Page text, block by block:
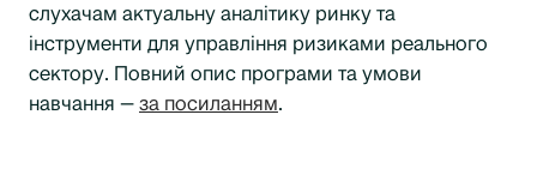
слухачам актуальну аналітику ринку та
інструменти для управління ризиками реального
сектору. Повний опис програми та умови
навчання — за посиланням.